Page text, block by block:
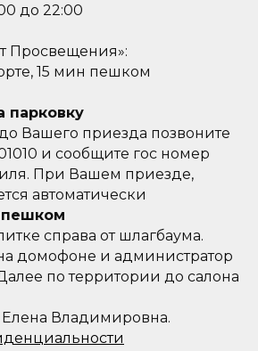
до 22:00
Просвещения»:
15 мин пешком
парковку
Вашего приезда позвоните
и сообщите гос номер
При Вашем приезде,
автоматически
пешком
справа от шлагбаума.
домофоне и администратор
по территории до салона
Елена Владимировна.